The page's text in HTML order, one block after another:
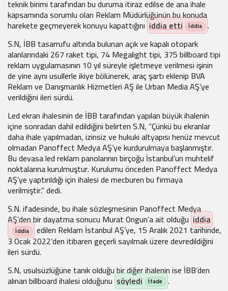
teknik birimi tarafından bu duruma itiraz edilse de ana ihale
kapsamında sorumlu olan Reklam Müdürlüğünün bu konuda
harekete geçmeyerek konuyu kapattığını iddia etti
.
S.N, İBB tasarrufu altında bulunan açık ve kapalı otopark
alanlarındaki 267 raket tipi, 74 Megalight tipi, 375 billboard tipi
reklam uygulamasının 10 yıl süreyle işletmeye verilmesi işinin
de yine aynı usullerle ikiye bölünerek, araç şartı eklenip BVA
Reklam ve Danışmanlık Hizmetleri AŞ ile Urban Media AŞ’ye
verildiğini ileri sürdü.
Led ekran ihalesinin de İBB tarafından yapılan büyük ihalenin
içine sonradan dahil edildiğini belirten S.N, “Çünkü bu ekranlar
daha ihale yapılmadan, izinsiz ve hukuki altyapısı henüz mevcut
olmadan Panoffect Medya AŞ’ye kurdurulmaya başlanmıştır.
Bu devasa led reklam panolarının birçoğu İstanbul’un muhtelif
noktalarına kurulmuştur. Kurulumu önceden Panoffect Medya
AŞ’ye yaptırıldığı için ihalesi de mecburen bu firmaya
verilmiştir.” dedi.
S.N. ifadesinde, bu ihale sözleşmesinin Panoffect Medya
AŞ’den bir dayatma sonucu Murat Ongun’a ait olduğu iddia
edilen Reklam İstanbul AŞ’ye, 15 Aralık 2021 tarihinde,
3 Ocak 2022’den itibaren geçerli sayılmak üzere devredildiğini
ileri sürdü.
S.N, usulsüzlüğüne tanık olduğu bir diğer ihalenin ise İBB’den
alınan billboard ihalesi olduğunu söyledi
.